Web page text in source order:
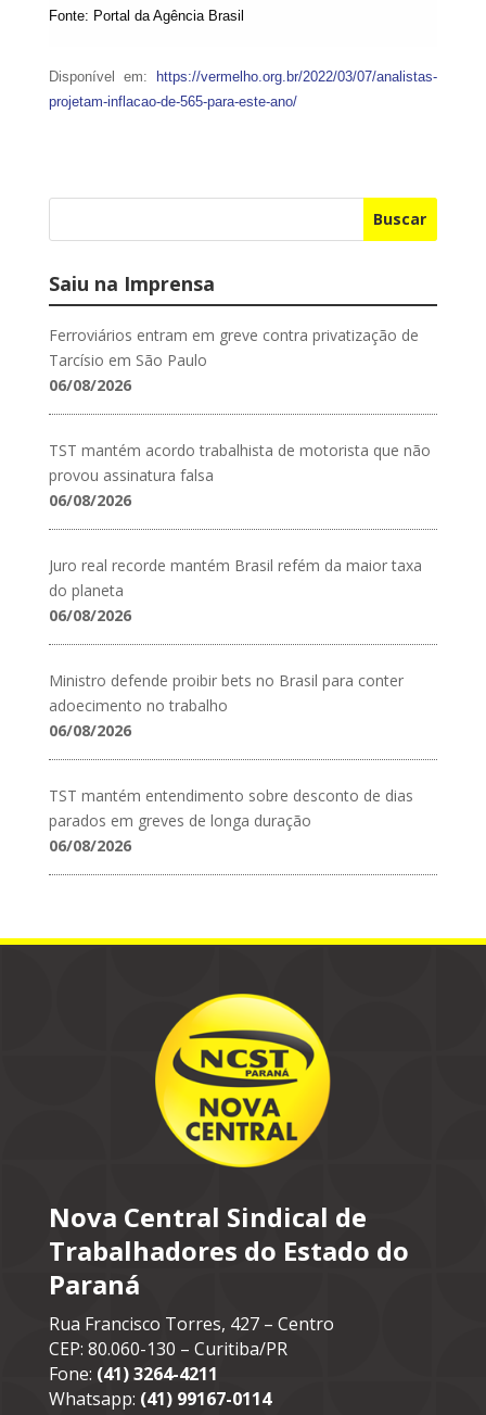
Fonte: Portal da Agência Brasil
Disponível em:
https://vermelho.org.br/2022/03/07/analistas-
projetam-inflacao-de-565-para-este-ano/
Buscar
Saiu na Imprensa
Ferroviários entram em greve contra privatização de
Tarcísio em São Paulo
06/08/2026
TST mantém acordo trabalhista de motorista que não
provou assinatura falsa
06/08/2026
Juro real recorde mantém Brasil refém da maior taxa
do planeta
06/08/2026
Ministro defende proibir bets no Brasil para conter
adoecimento no trabalho
06/08/2026
TST mantém entendimento sobre desconto de dias
parados em greves de longa duração
06/08/2026
Nova Central Sindical de
Trabalhadores do Estado do
Paraná
Rua Francisco Torres, 427 – Centro
CEP: 80.060-130 – Curitiba/PR
Fone: (41) 3264-4211
Whatsapp: (41) 99167-0114